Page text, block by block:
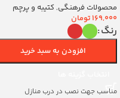
(700263)vمحصولات فرهنگی, کتیبه و پرچم
169,000تومان
رنگ
افزودن به سبد خرید
مناسب جهت نصب در درب منازل